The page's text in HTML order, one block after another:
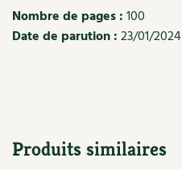
Entretien de la maison
Les plantes et leurs vertus
Liste des pépiniéristes
Mieux consommer
Nombre de pages :100
Date de parution :23/01/2024
Produits similaires